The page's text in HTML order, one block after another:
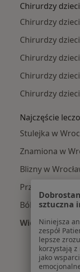
Chirurdzy
Chirurdzy
Chirurdzy
Chirurdzy
Chirurdzy
Chirurdzy
Najczęście
Stulejka w
Znamiona w
Blizny w
Przepuklina
Bóle
Więcej (15)
Więcej w
sztuczna
Niniejsza
zespół
lepsze
korzystają
jako